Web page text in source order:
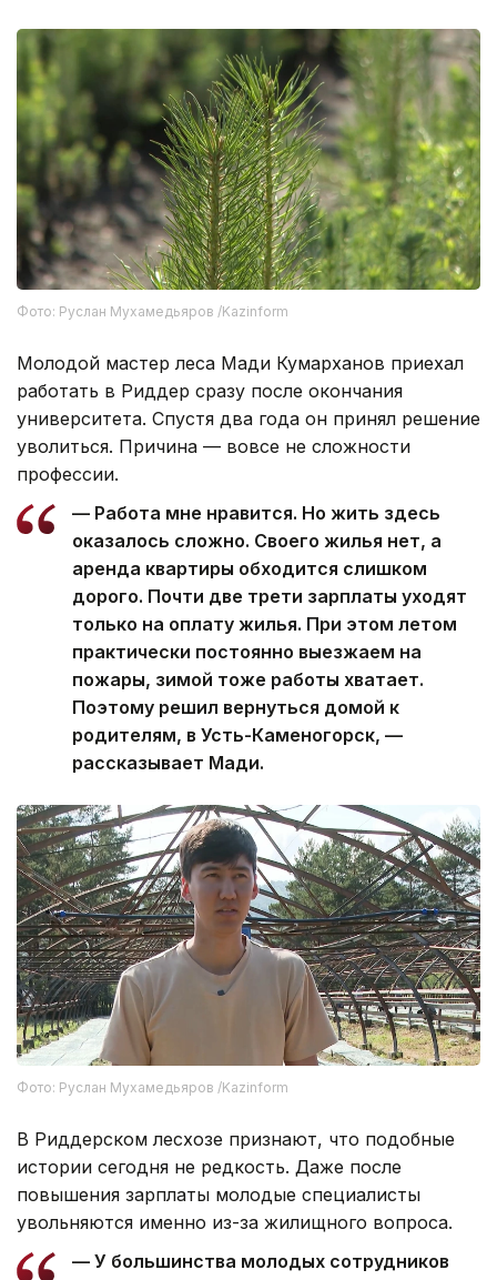
Фото: Руслан Мухамедьяров /Kazinform
Молодой мастер леса Мади Кумарханов приехал
работать в Риддер сразу после окончания
университета. Спустя два года он принял решение
уволиться. Причина — вовсе не сложности
профессии.
— Работа мне нравится. Но жить здесь
оказалось сложно. Своего жилья нет, а
аренда квартиры обходится слишком
дорого. Почти две трети зарплаты уходят
только на оплату жилья. При этом летом
практически постоянно выезжаем на
пожары, зимой тоже работы хватает.
Поэтому решил вернуться домой к
родителям, в Усть-Каменогорск, —
рассказывает Мади.
Фото: Руслан Мухамедьяров /Kazinform
В Риддерском лесхозе признают, что подобные
истории сегодня не редкость. Даже после
повышения зарплаты молодые специалисты
увольняются именно из-за жилищного вопроса.
— У большинства молодых сотрудников